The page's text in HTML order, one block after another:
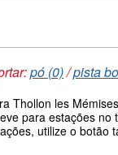
pó (0)/pista
Thollon les
para estações
utilize o